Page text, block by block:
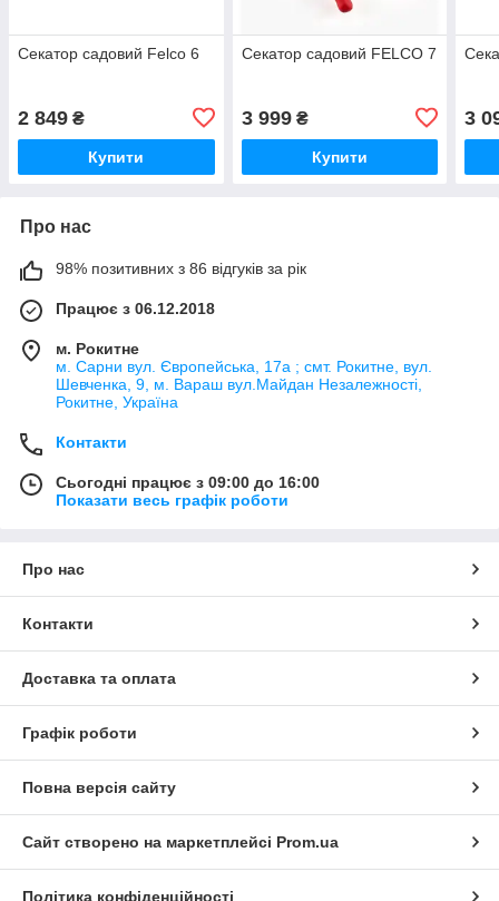
Секатор садовий Felco 6
2 849 ₴
Купити
Секатор садовий FELCO 7
3 999₴
Купити
3
Про нас
98% позитивних з 86 відгуків за рік
Працює з 06.12.2018
м. Рокитне
м. Сарни вул. Європейська, 17а ; смт. Рокитне, вул.
Шевченка, 9, м. Вараш вул.Майдан Незалежності,
Рокитне, Україна
Контакти
Сьогодні працює з 09:00 до 16:00
Показати весь графік роботи
Про нас
Контакти
Доставка та оплата
Графік роботи
Повна версія сайту
Сайт створено на маркетплейсі Prom.ua
Політика конфіденційності